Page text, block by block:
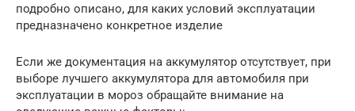
подробно описано, для каких условий эксплуатации
предназначено конкретное изделие
Если же документация на аккумулятор отсутствует, при
выборе лучшего аккумулятора для автомобиля при
эксплуатации в мороз обращайте внимание на